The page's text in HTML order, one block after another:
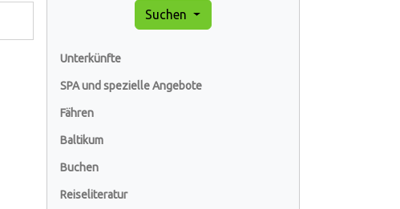
Suchen
Unterkünfte
SPA und spezielle Angebote
Fähren
Baltikum
Buchen
Reiseliteratur